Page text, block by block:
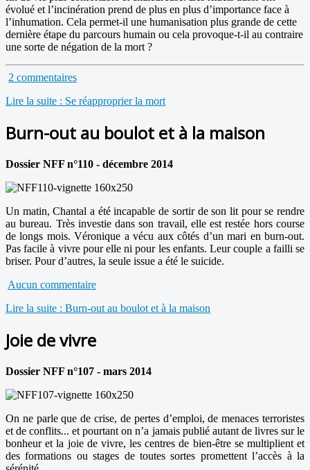
évolué et l’incinération prend de plus en plus d’importance face à
l’inhumation. Cela permet-il une humanisation plus grande de cette
dernière étape du parcours humain ou cela provoque-t-il au contraire
une sorte de négation de la mort ?
2 commentaires
Lire la suite : Se réapproprier la mort
Burn-out au boulot et à la maison
Dossier NFF n°110 - décembre 2014
Un matin, Chantal a été incapable de sortir de son lit pour se rendre
au bureau. Très investie dans son travail, elle est restée hors course
de longs mois. Véronique a vécu aux côtés d’un mari en burn-out.
Pas facile à vivre pour elle ni pour les enfants. Leur couple a failli se
briser. Pour d’autres, la seule issue a été le suicide.
Aucun commentaire
Lire la suite : Burn-out au boulot et à la maison
Joie de vivre
Dossier NFF n°107 - mars 2014
On ne parle que de crise, de pertes d’emploi, de menaces terroristes
et de conflits... et pourtant on n’a jamais publié autant de livres sur le
bonheur et la joie de vivre, les centres de bien-être se multiplient et
des formations ou stages de toutes sortes promettent l’accès à la